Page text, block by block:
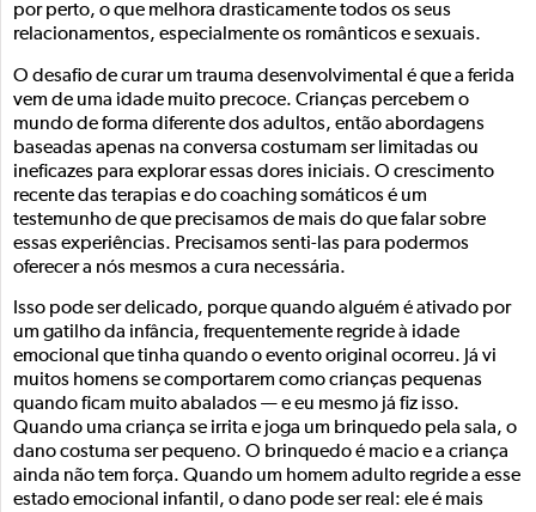
por perto, o que melhora drasticamente todos os seus
relacionamentos, especialmente os românticos e sexuais.
O desafio de curar um trauma desenvolvimental é que a ferida
vem de uma idade muito precoce. Crianças percebem o
mundo de forma diferente dos adultos, então abordagens
baseadas apenas na conversa costumam ser limitadas ou
ineficazes para explorar essas dores iniciais. O crescimento
recente das terapias e do coaching somáticos é um
testemunho de que precisamos de mais do que falar sobre
essas experiências. Precisamos senti-las para podermos
oferecer a nós mesmos a cura necessária.
Isso pode ser delicado, porque quando alguém é ativado por
um gatilho da infância, frequentemente regride à idade
emocional que tinha quando o evento original ocorreu. Já vi
muitos homens se comportarem como crianças pequenas
quando ficam muito abalados — e eu mesmo já fiz isso.
Quando uma criança se irrita e joga um brinquedo pela sala, o
dano costuma ser pequeno. O brinquedo é macio e a criança
ainda não tem força. Quando um homem adulto regride a esse
estado emocional infantil, o dano pode ser real: ele é mais